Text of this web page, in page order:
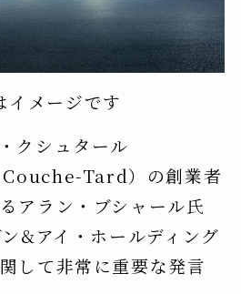
イメージです
クシュタール
Tard）の創業者
アラン・ブシャール氏
&アイ・ホールディング
して非常に重要な発言